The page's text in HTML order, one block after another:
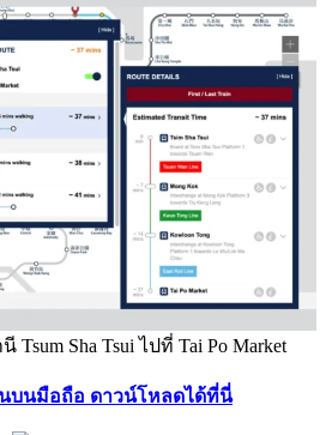
Sha Tsui ไปที่ Tai Po Market
บนมือถือ ดาวน์โหลดได้ที่นี่